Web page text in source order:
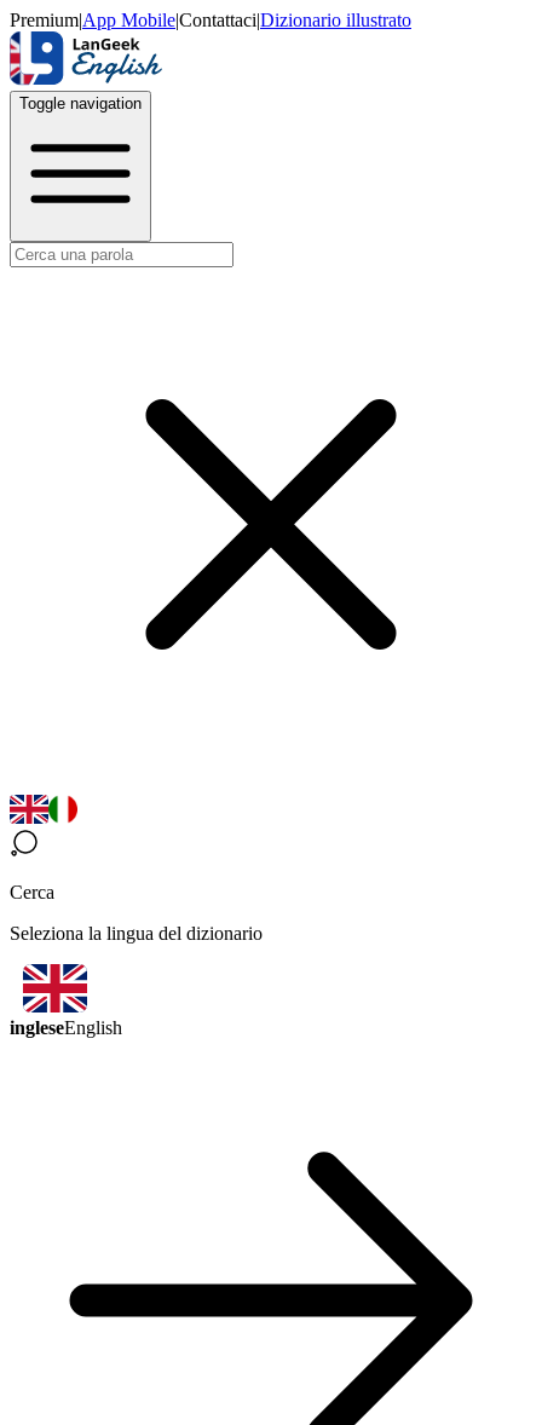
Premium|App Mobile|Contattaci|Dizionario illustrato
Toggle navigation
Cerca
Seleziona la lingua del dizionario
ingleseEnglish